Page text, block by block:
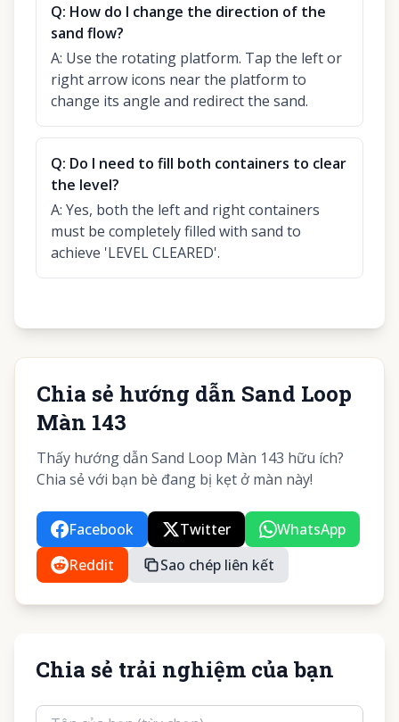
Q: How do I change the direction of the
sand flow?
A: Use the rotating platform. Tap the left or
right arrow icons near the platform to
change its angle and redirect the sand.
Q: Do I need to fill both containers to clear
the level?
A: Yes, both the left and right containers
must be completely filled with sand to
achieve 'LEVEL CLEARED'.
Chia sẻ hướng dẫn Sand Loop
Màn 143
Thấy hướng dẫn Sand Loop Màn 143 hữu ích?
Chia sẻ với bạn bè đang bị kẹt ở màn này!
Facebook Twitter
WhatsApp
Reddit
Sao chép liên kết
Chia sẻ trải nghiệm của bạn